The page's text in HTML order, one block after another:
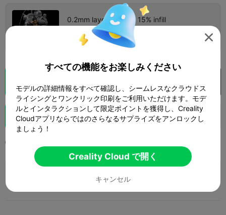
0.2mm layer, 2 walls, 15% infill
 06h 12m 
ブースト 140 150  6 

🚀 SPARKX i7 Series — Now Only $229
(26% OFF) >> Shop Now

すべての機能をお楽しみください
モデルの詳細情報をすべて確認し、シームレスなクラウドス
ライシングとワンクリック印刷をご利用いただけます。モデ
ルとインタラクションして限定ポイントを獲得し、Creality
Cloudアプリならではのさらなるサプライズをアンロックし
ましょう！
Creality Cloud で開く
キャンセル